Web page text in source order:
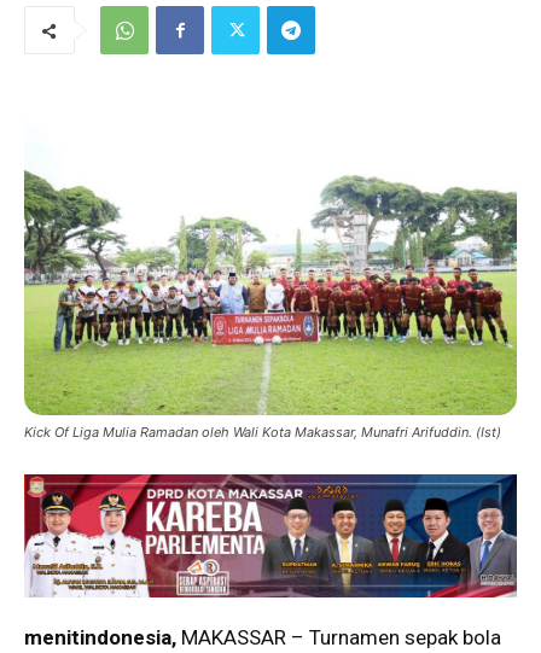
Kick Of Liga Mulia Ramadan oleh Wali Kota Makassar, Munafri Arifuddin. (Ist)
menitindonesia, MAKASSAR – Turnamen sepak bola